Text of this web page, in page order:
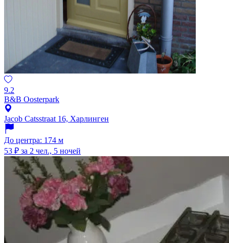
9.2
B&B Oosterpark
Jacob Catsstraat 16, Харлинген
До центра: 174 м
53 ₽ за 2 чел., 5 ночей